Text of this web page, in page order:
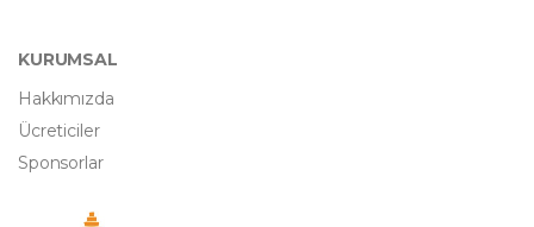
KURUMSAL
Hakkımızda
Ücreticiler
Sponsorlar